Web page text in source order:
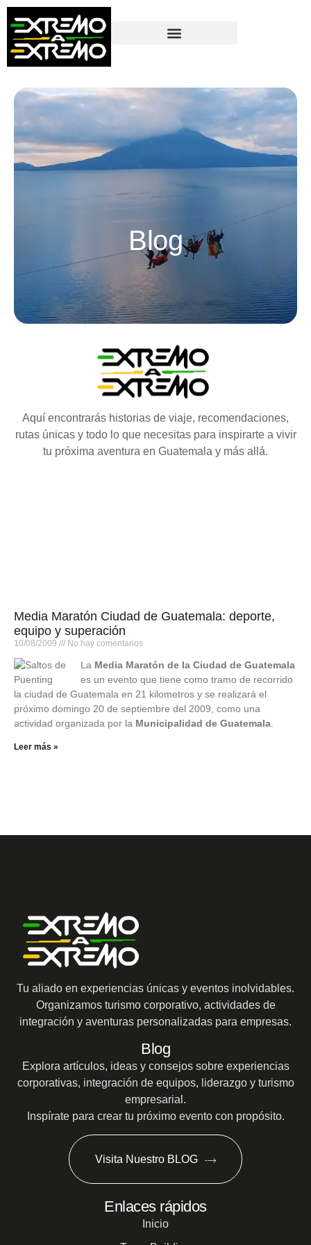
contenido
Blog
Aquí encontrarás historias de viaje, recomendaciones,
rutas únicas y todo lo que necesitas para inspirarte a vivir
tu próxima aventura en Guatemala y más allá.
Media Maratón Ciudad de Guatemala: deporte,
equipo y superación
10/08/2009 No hay comentarios
La Media Maratón de la Ciudad de Guatemala
es un evento que tiene como tramo de recorrido
la ciudad de Guatemala en 21 kilometros y se realizará el
próximo domingo 20 de septiembre del 2009, como una
actividad organizada por la Municipalidad de Guatemala
Leer más »
Tu aliado en experiencias únicas y eventos inolvidables.
Organizamos turismo corporativo, actividades de
integración y aventuras personalizadas para empresas.
Blog
Explora artículos, ideas y consejos sobre experiencias
corporativas, integración de equipos, liderazgo y turismo
empresarial.
Inspírate para crear tu próximo evento con propósito.
Visita Nuestro BLOG
Enlaces rápidos
Inicio